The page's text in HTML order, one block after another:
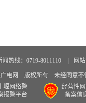
闻热线：0719-8011110 网
电网 版权所有 未经同意
堰网络警
报警平台
经营性
备案信